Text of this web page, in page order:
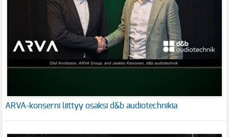
ARVA-konserni liittyy osaksi d&b audiotechnikia